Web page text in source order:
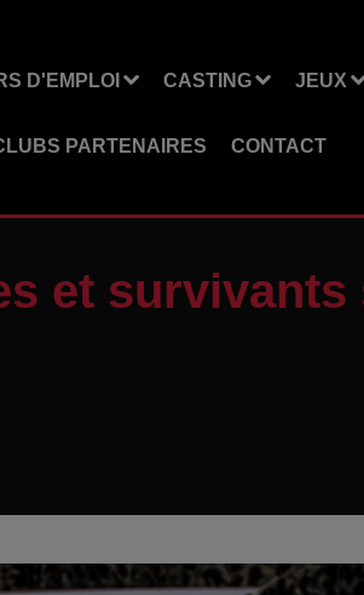
D'EMPLOI CASTING JEUX
PARTENAIRES CONTACT
et